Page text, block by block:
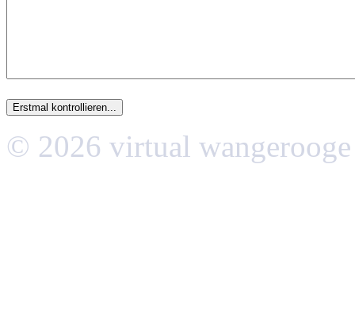
© 2026 virtual wangerooge